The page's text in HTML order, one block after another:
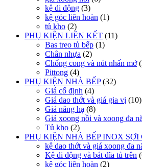
kệ di động (3)
kệ góc liên hoàn (1)
tủ kho (2)
PHỤ KIỆN LIÊN KẾT (11)
Bas treo tủ bếp (1)
Chân nhựa (2)
Chống cong và nút nhấn mở
Pittong (4)
PHỤ KIỆN NHÀ BẾP (32)
Giá cố định (4)
Giá dao thớt và giá gia vị (10)
Giá nâng hạ (8)
Giá xoong nồi và xoong đa
Tủ kho (2)
PHỤ KIỆN NHÀ BẾP INOX SỢI
kệ dao thớt và giá xoong đa
Kệ di dộng và bát đĩa tủ trên
kệ góc liên hoàn (2)